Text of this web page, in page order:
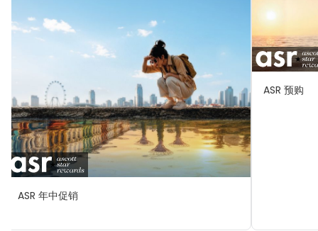
ASR 年中促销
ASR 预购